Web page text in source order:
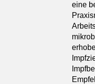
eine